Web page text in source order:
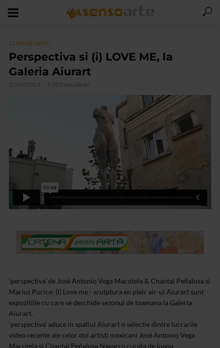
CLIPA DE ARTA
Perspectiva si (i) LOVE ME, la
Galeria Aiurart
27/09/2013 9.555 vizualizari
‘perspectiva’ de José Antonio Vega Macotela & Chantal Peñalosa si
Marius Purice: (i) Love me - sculptura en pleir air-ul Aiurart sunt
expozitiile cu care se deschide sezonul de toamana la Galeria
Aiurart.
‘perspectiva’ aduce in spatiul Aiurart o selectie dintre lucrarile
video recente ale celor doi artisti mexicani José Antonio Vega
Macotela si Chantal Peñalosa Navarro curata de Ioana